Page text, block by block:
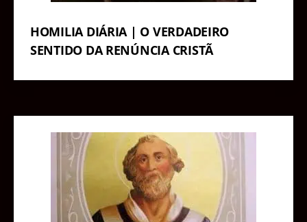
HOMILIA DIÁRIA | O VERDADEIRO
SENTIDO DA RENÚNCIA CRISTÃ